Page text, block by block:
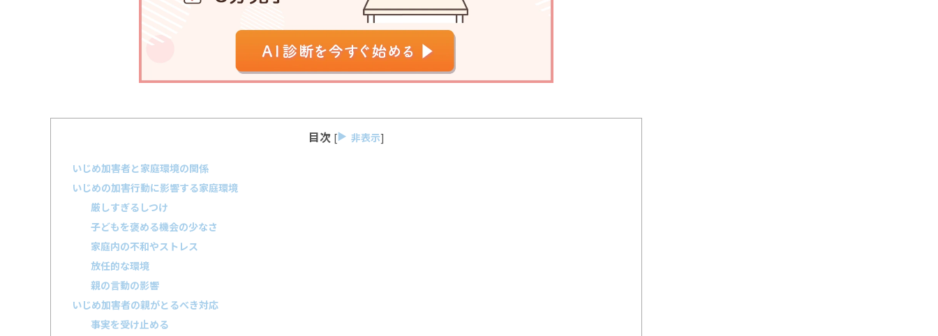
目次 [ 非表示]
いじめ加害者と家庭環境の関係
いじめの加害行動に影響する家庭環境
厳しすぎるしつけ
子どもを褒める機会の少なさ
家庭内の不和やストレス
放任的な環境
親の言動の影響
いじめ加害者の親がとるべき対応
事実を受け止める